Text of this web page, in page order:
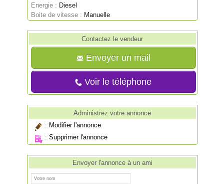
Energie : Diesel
Boite de vitesse : Manuelle
Contactez le vendeur
Envoyer un mail
Voir le téléphone
Administrez votre annonce
: Modifier l'annonce
:Supprimer l'annonce
Envoyer l'annonce à un ami